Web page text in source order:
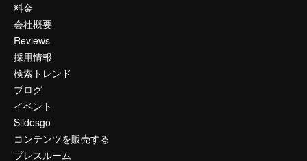
料金
会社概要
Reviews
採用情報
検索トレンド
ブログ
イベント
Slidesgo
コンテンツを販売する
プレスルーム